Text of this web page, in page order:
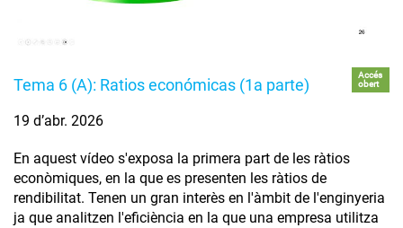
Tema 6 (A): Ratios económicas (1a parte)
Accés
obert
19 d’abr. 2026
En aquest vídeo s'exposa la primera part de les ràtios
econòmiques, en la que es presenten les ràtios de
rendibilitat. Tenen un gran interès en l'àmbit de l'enginyeria
ja que analitzen l'eficiència en la que una empresa utilitza